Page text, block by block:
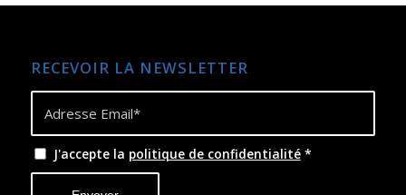
RECEVOIR LA NEWSLETTER
J'accepte la politique de confidentialité *